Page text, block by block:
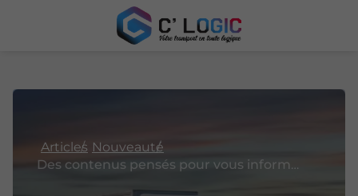
Articles Nouveauté
Des contenus pensés pour vous informer, vous inspirer, vous guider